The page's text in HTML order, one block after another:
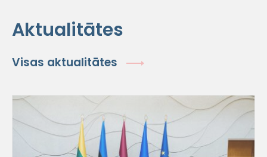
Aktualitātes
Visas aktualitātes